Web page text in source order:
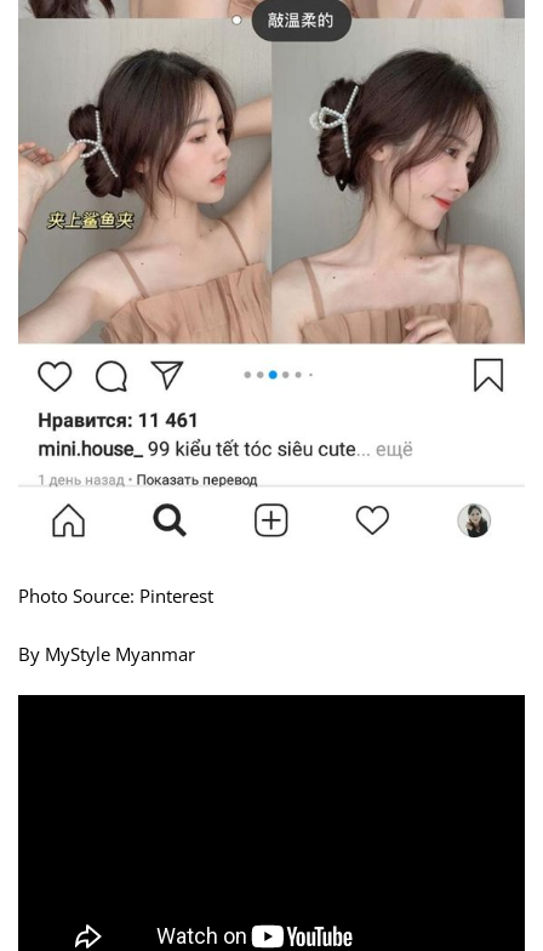
Photo Source: Pinterest
By MyStyle Myanmar